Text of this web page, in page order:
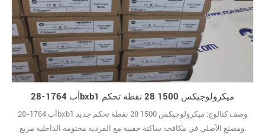
أب 1764-28bxb1 ميكرولوجيكس 1500 28 نقطة تحكم
أب 1764-28bxb1 وصف كتالوج: ميكرولوجيكس 1500 28 نقطة تحكم جديد
ومصنع الأصلي في مكافحة ساكنة حقيبة مع الفردية مختومة الداخلية مربع.